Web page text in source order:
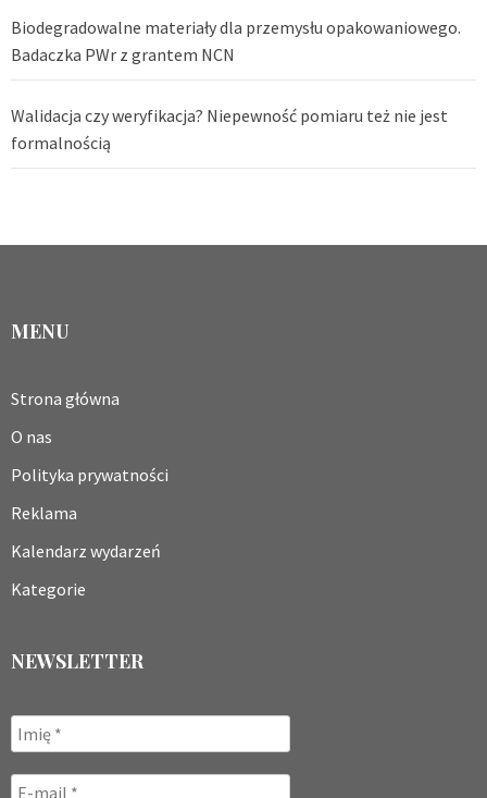
Biodegradowalne materiały dla przemysłu opakowaniowego.
Badaczka PWr z grantem NCN
Walidacja czy weryfikacja? Niepewność pomiaru też nie jest
formalnością
MENU
Strona główna
O nas
Polityka prywatności
Reklama
Kalendarz wydarzeń
Kategorie
NEWSLETTER